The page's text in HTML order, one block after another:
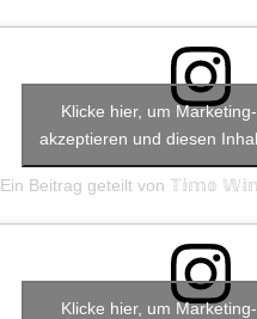
Ein Beitrag geteilt von 𝕋𝕚𝕞𝕠
Klicke hier, um
akzeptieren und diesen
Klicke hier, um